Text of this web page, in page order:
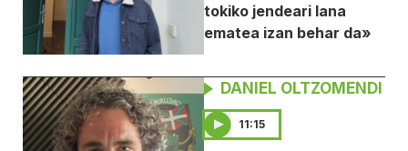
tokiko jendeari lana
ematea izan behar da»
DANIEL OLTZOMENDI
11:15